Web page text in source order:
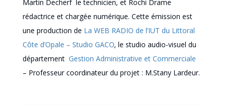
Martin Decherf le technicien, et Rochi Drame
rédactrice et chargée numérique. Cette émission est
une production de La WEB RADIO de l’IUT du Littoral
Côte d’Opale – Studio GACO, le studio audio-visuel du
département Gestion Administrative et Commerciale
– Professeur coordinateur du projet : M.Stany Lardeur.